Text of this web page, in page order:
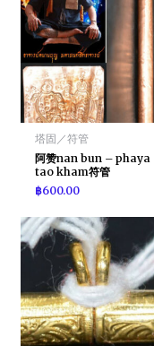
塔固／符管
阿赞nan bun – phaya
tao kham符管
฿600.00